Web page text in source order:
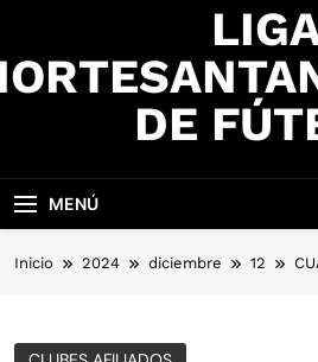
DE
MENÚ
Inicio 2024 diciembre 12